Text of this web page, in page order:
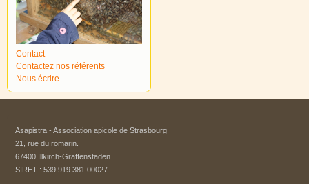
Contact
Contactez nos référents
Nous écrire
Asapistra - Association apicole de Strasbourg​
21, rue du romarin.
67400 Illkirch-Graffenstaden
SIRET : 539 919 381 00027